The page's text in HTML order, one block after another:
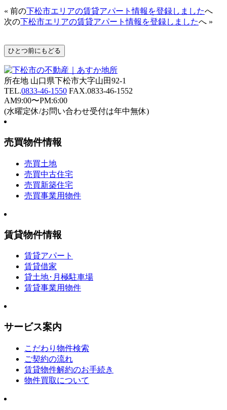
« 前の 下松市エリアの賃貸アパート情報を登録しましたへ
次の 下松市エリアの賃貸アパート情報を登録しましたへ »
所在地 山口県下松市大字山田92-1
TEL.0833-46-1550 FAX.0833-46-1552
AM9:00〜PM:6:00
(水曜定休/お問い合わせ受付は年中無休)
売買物件情報
売買土地
売買中古住宅
売買新築住宅
売買事業用物件
賃貸物件情報
賃貸アパート
賃貸借家
貸土地･月極駐車場
賃貸事業用物件
サービス案内
こだわり物件検索
ご契約の流れ
賃貸物件解約のお手続き
物件買取について